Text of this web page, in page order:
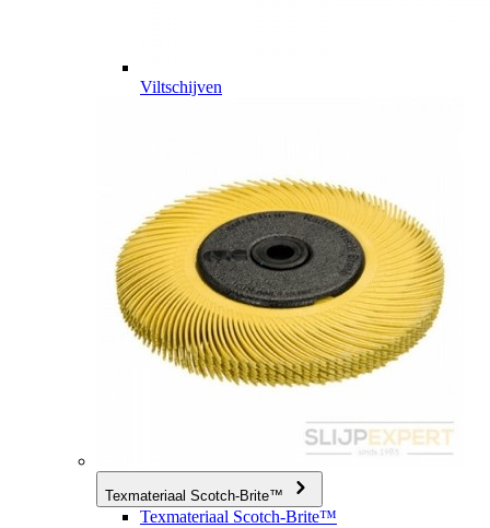
Viltschijven
Texmateriaal Scotch-Brite™
Texmateriaal Scotch-Brite™